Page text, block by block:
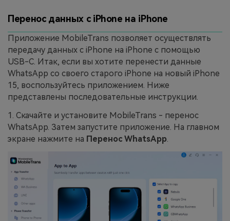
Перенос данных с iPhone на iPhone
Приложение MobileTrans позволяет осуществлять
передачу данных с iPhone на iPhone с помощью
USB-C. Итак, если вы хотите перенести данные
WhatsApp со своего старого iPhone на новый iPhone
15, воспользуйтесь приложением. Ниже
представлены последовательные инструкции.
1. Скачайте и установите MobileTrans - перенос
WhatsApp. Затем запустите приложение. На главном
экране нажмите на Перенос WhatsApp.